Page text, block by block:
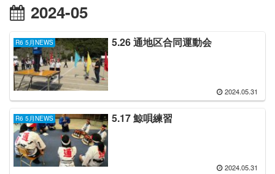
2024-05
R6 5月NEWS 5.26 通地区合同運動会
2024.05.31
R6 5月NEWS 5.17 鯨唄練習
2024.05.31